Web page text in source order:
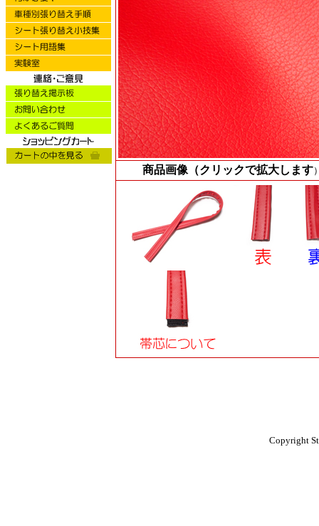
商品画像（クリックで拡大します
Copyright